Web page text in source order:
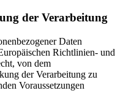
der Verarbeitung
Daten
Richtlinien- und
von dem
der Verarbeitung zu
Voraussetzungen